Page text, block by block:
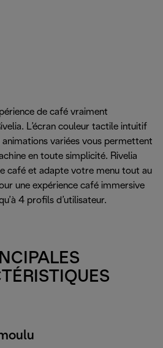
de café vraiment
L’écran couleur tactile intuitif
variées vous permettent
en toute simplicité. Rivelia
café et adapte votre menu tout au
une expérience café immersive
4 profils d’utilisateur.